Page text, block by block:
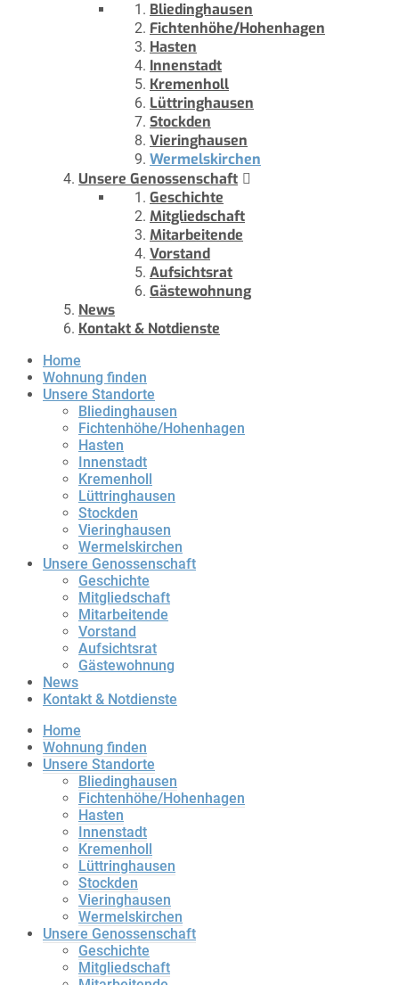
Bliedinghausen
Fichtenhöhe/Hohenhagen
Hasten
Innenstadt
Kremenholl
Lüttringhausen
Stockden
Vieringhausen
Wermelskirchen
Unsere Genossenschaft
Geschichte
Mitgliedschaft
Mitarbeitende
Vorstand
Aufsichtsrat
Gästewohnung
News
Kontakt & Notdienste
Home
Wohnung finden
Unsere Standorte
Bliedinghausen
Fichtenhöhe/Hohenhagen
Hasten
Innenstadt
Kremenholl
Lüttringhausen
Stockden
Vieringhausen
Wermelskirchen
Unsere Genossenschaft
Geschichte
Mitgliedschaft
Mitarbeitende
Vorstand
Aufsichtsrat
Gästewohnung
News
Kontakt & Notdienste
Home
Wohnung finden
Unsere Standorte
Bliedinghausen
Fichtenhöhe/Hohenhagen
Hasten
Innenstadt
Kremenholl
Lüttringhausen
Stockden
Vieringhausen
Wermelskirchen
Unsere Genossenschaft
Geschichte
Mitgliedschaft